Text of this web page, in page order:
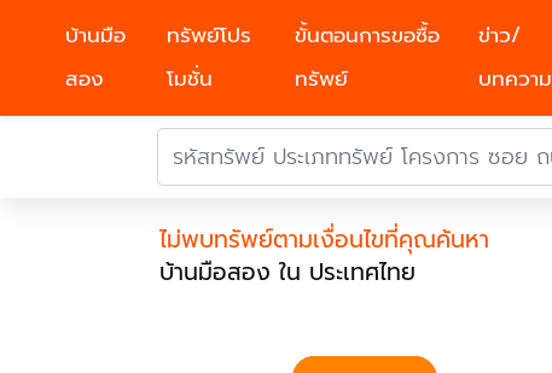
บ้านมือ
สอง
ทรัพย์โปร
โมชั่น
ขั้นตอนการขอซื้อ
ทรัพย์
ข่าว/
บทความ
ไม่พบทรัพย์ตามเงื่อนไขที่คุณค้นหา
บ้านมือสอง ใน ประเทศไทย